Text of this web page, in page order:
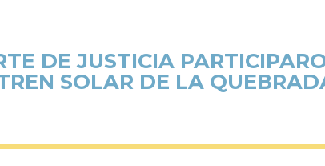
DE JUSTICIA
SOLAR DE LA